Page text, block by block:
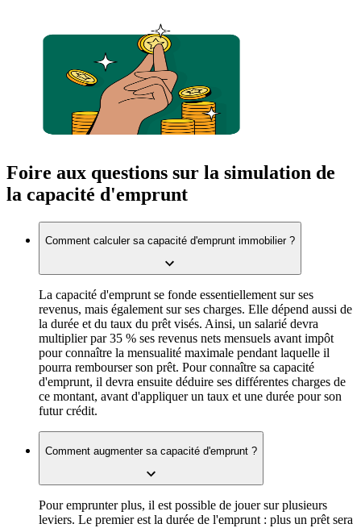
Foire aux questions sur la simulation de
la capacité d'emprunt
Comment calculer sa capacité d'emprunt immobilier ?
La capacité d'emprunt se fonde essentiellement sur ses
revenus, mais également sur ses charges. Elle dépend aussi de
la durée et du taux du prêt visés. Ainsi, un salarié devra
multiplier par 35 % ses revenus nets mensuels avant impôt
pour connaître la mensualité maximale pendant laquelle il
pourra rembourser son prêt. Pour connaître sa capacité
d'emprunt, il devra ensuite déduire ses différentes charges de
ce montant, avant d'appliquer un taux et une durée pour son
futur crédit.
Comment augmenter sa capacité d'emprunt ?
Pour emprunter plus, il est possible de jouer sur plusieurs
leviers. Le premier est la durée de l'emprunt : plus un prêt sera